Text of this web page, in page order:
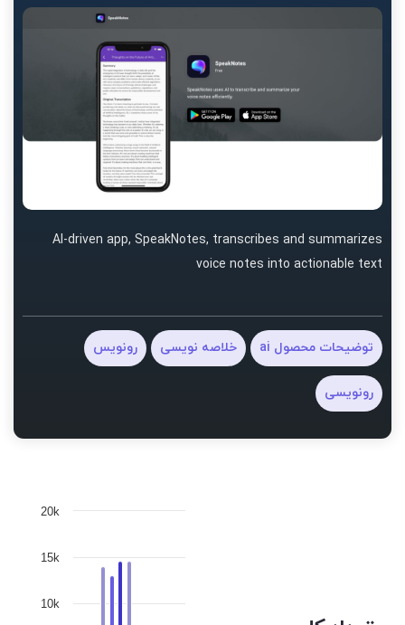
AI-driven app, SpeakNotes, transcribes and summarizes
voice notes into actionable text
توضیحات محصول ai خلاصه نویسی رونویس
رونویسی
10k
15k
20k